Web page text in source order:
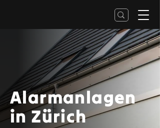
Alarmanlagen
in Zürich